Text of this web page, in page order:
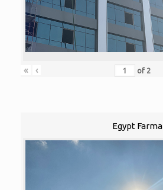
« ‹ of 2
Egypt Farma